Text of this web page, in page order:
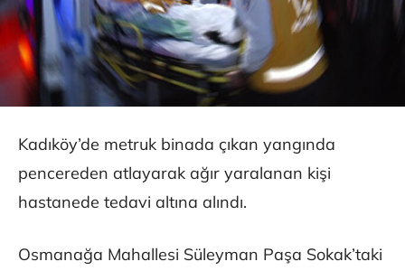
Kadıköy’de metruk binada çıkan yangında
pencereden atlayarak ağır yaralanan kişi
hastanede tedavi altına alındı.
Osmanağa Mahallesi Süleyman Paşa Sokak’taki